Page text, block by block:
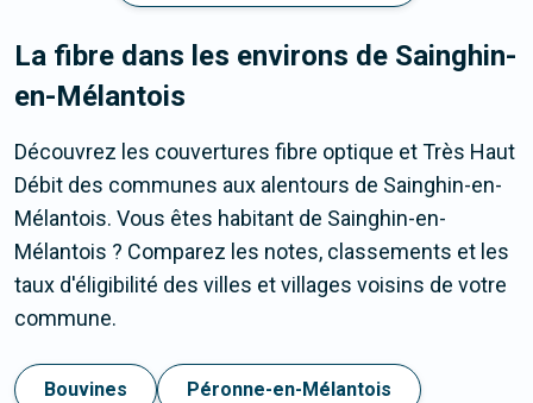
La fibre dans les environs de Sainghin-
en-Mélantois
Découvrez les couvertures fibre optique et Très Haut
Débit des communes aux alentours de Sainghin-en-
Mélantois. Vous êtes habitant de Sainghin-en-
Mélantois ? Comparez les notes, classements et les
taux d'éligibilité des villes et villages voisins de votre
commune.
Bouvines Péronne-en-Mélantois